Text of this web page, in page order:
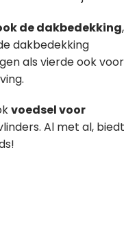
de dakbedekking,
dakbedekking
als vierde ook voor
voedsel voor
Al met al, biedt